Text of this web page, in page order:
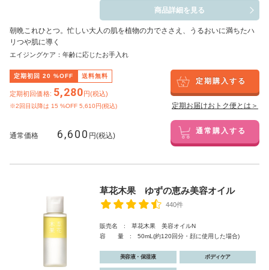
商品詳細を見る
朝晩これひとつ。忙しい大人の肌を植物の力でささえ、うるおいに満ちたハ
リつや肌に導く
エイジングケア：年齢に応じたお手入れ
定期初回 20 %OFF 送料無料
定期初回価格: 5,280円(税込)
※2回目以降は 15 %OFF 5,610円(税込)
定期購入する
定期お届けおトク便とは＞
通常価格 6,600 円(税込) 通常購入する
草花木果 ゆずの恵み美容オイル
440件
販売名 : 草花木果 美容オイルN
容 量 : 50mL(約120回分・顔に使用した場合)
美容液・保湿液 ボディケア